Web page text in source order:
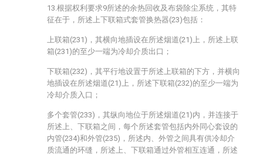
13.根据权利要求9所述的余热回收及布袋除尘系统，其特
征在于，所述上下联箱式套管换热器(23)包括：
上联箱(231)，其横向地插设在所述烟道(21)上，所述上联
箱(231)的至少一端为冷却介质出口；
下联箱(232)，其平行地设置于所述上联箱的下方，并横向
地插设在所述烟道(21)上，所述下联箱(232)的至少一端为
冷却介质入口；
多个套管(233)，其纵向地位于所述烟道(21)内，并连接于
所述上、下联箱之间，每个所述套管包括内外同心套设的
内管(234)和外管(235)，所述内、外管之间具有供冷却介
质流通的环缝，所述上、下联箱通过外管相互连通，所述